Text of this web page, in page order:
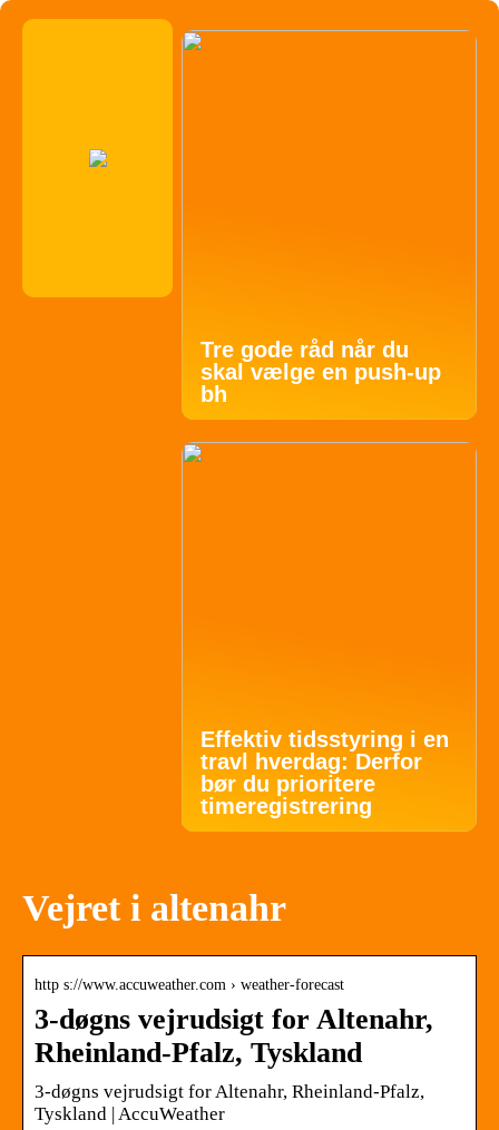
Tre gode råd når du
skal vælge en push-up
bh
Effektiv tidsstyring i en
travl hverdag: Derfor
bør du prioritere
timeregistrering
Vejret i altenahr
http s://www.accuweather.com › weather-forecast
3-døgns vejrudsigt for Altenahr,
Rheinland-Pfalz, Tyskland
3-døgns vejrudsigt for Altenahr, Rheinland-Pfalz,
Tyskland | AccuWeather